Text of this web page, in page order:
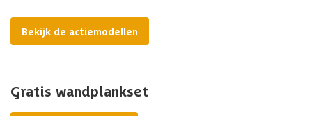
Bekijk de actiemodellen
Gratis wandplankset